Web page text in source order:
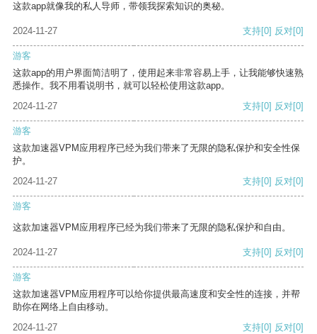
这款app就像我的私人导师，带领我探索知识的奥秘。
2024-11-27 支持[0] 反对[0]
游客
这款app的用户界面简洁明了，使用起来非常容易上手，让我能够快速熟
悉操作。我不用看说明书，就可以轻松使用这款app。
2024-11-27
支持[0] 反对[0]
游客
这款加速器VPM应用程序已经为我们带来了无限的隐私保护和安全性保
护。
2024-11-27
支持[0] 反对[0]
游客
这款加速器VPM应用程序已经为我们带来了无限的隐私保护和自由。
2024-11-27 支持[0] 反对[0]
游客
这款加速器VPM应用程序可以给你提供最高速度和安全性的连接，并帮
助你在网络上自由移动。
2024-11-27
支持[0] 反对[0]